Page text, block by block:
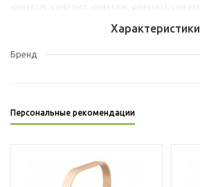
Характеристики
Бренд
Персональные рекомендации